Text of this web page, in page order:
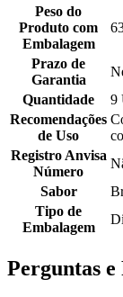
Peso do
Produto com
Embalagem
Prazo de
Garantia
Quantidade
9
Recomendações
de Uso
Registro Anvisa
Número
Sabor
Tipo de
Embalagem
Perguntas e